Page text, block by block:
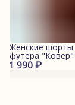
1 990 ₽
Женские шорты
футера "Ковер"